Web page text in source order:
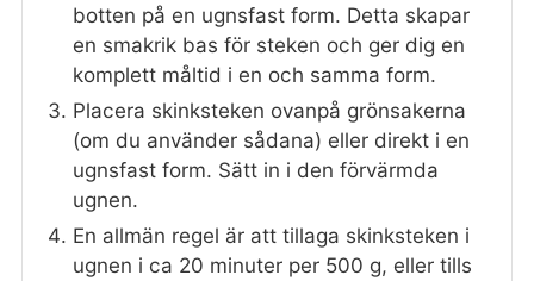
botten på en ugnsfast form. Detta skapar
en smakrik bas för steken och ger dig en
komplett måltid i en och samma form.
Placera skinksteken ovanpå grönsakerna
(om du använder sådana) eller direkt i en
ugnsfast form. Sätt in i den förvärmda
ugnen.
En allmän regel är att tillaga skinksteken i
ugnen i ca 20 minuter per 500 g, eller tills